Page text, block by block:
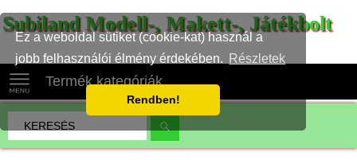
Ez a weboldal sütiket (cookie-kat) használ a
jobb felhasználói élmény érdekében.
Részletek
Rendben!
Subiland Modell-, Makett-, Játékbolt
Termék kategóriák